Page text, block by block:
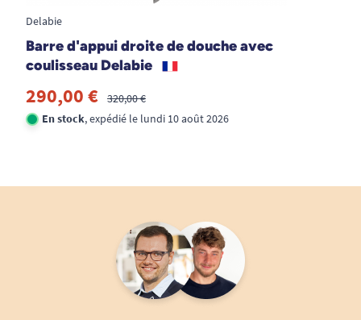
Delabie
Barre d'appui droite de douche avec
coulisseau Delabie
290,00 €
320,00 €
En stock, expédié le lundi 10 août 2026